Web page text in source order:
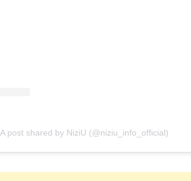
A post shared by NiziU (@niziu_info_official)